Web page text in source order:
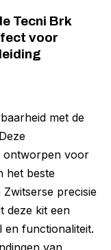
Tecni Brk
voor
met de
ontworpen voor
het beste
precisie
deze kit een
en functionaliteit.
van